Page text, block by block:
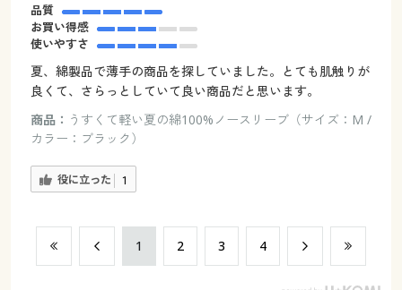
品質
お買い得感
使いやすさ
夏、綿製品で薄手の商品を探していました。とても肌触りが
良くて、さらっとしていて良い商品だと思います。
商品： うすくて軽い夏の綿100%ノースリーブ（サイズ：M /
カラー：ブラック）
役に立った 1
​1 ​2 ​3 ​4